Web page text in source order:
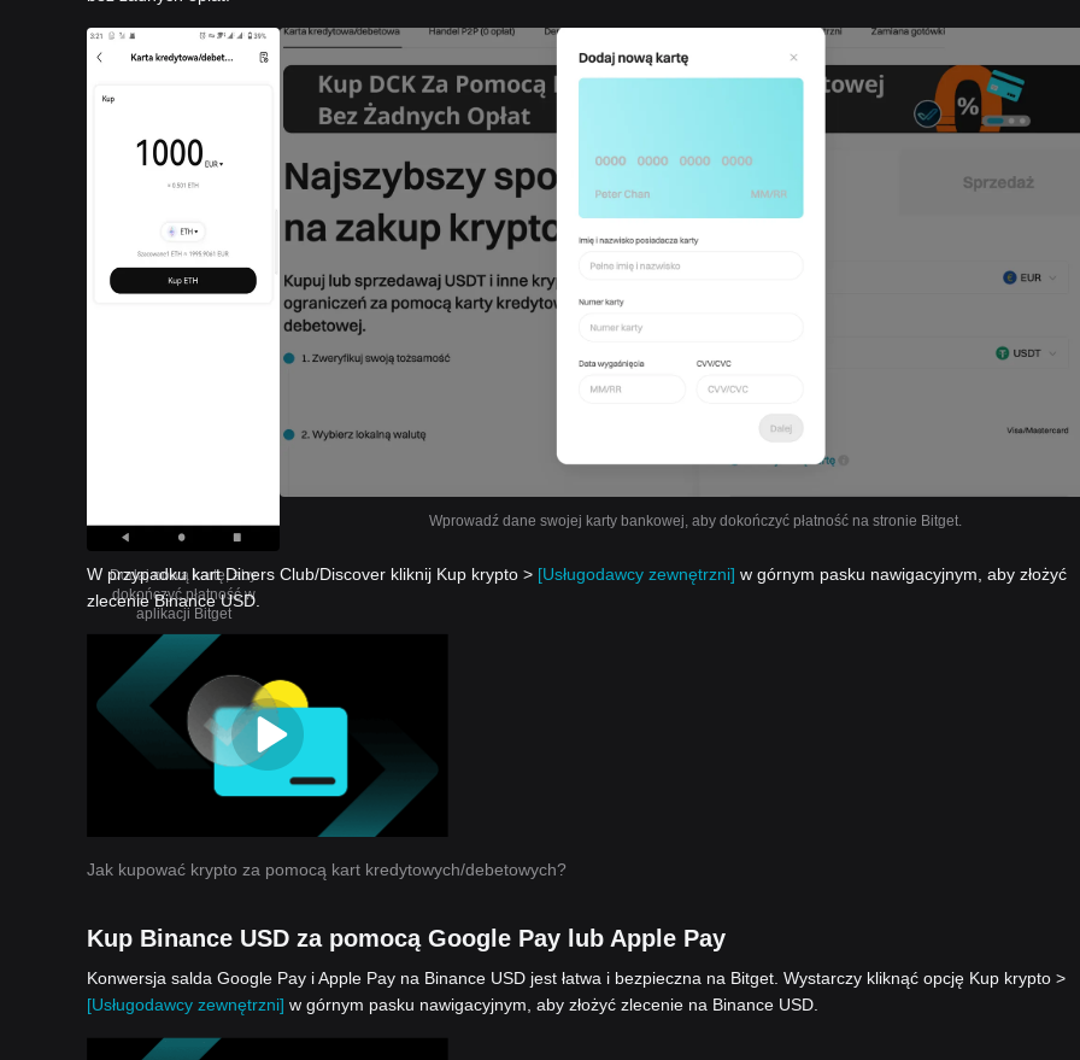
Dodaj nową kartę, aby
dokończyć płatność w
aplikacji Bitget
Wprowadź dane swojej karty bankowej, aby dokończyć płatność na stronie Bitget.
W przypadku kart Diners Club/Discover kliknij Kup krypto > [Usługodawcy zewnętrzni] w górnym pasku nawigacyjnym, aby złożyć
zlecenie Binance USD.
Jak kupować krypto za pomocą kart kredytowych/debetowych?
Kup Binance USD za pomocą Google Pay lub Apple Pay
Konwersja salda Google Pay i Apple Pay na Binance USD jest łatwa i bezpieczna na Bitget. Wystarczy kliknąć opcję Kup krypto >
[Usługodawcy zewnętrzni] w górnym pasku nawigacyjnym, aby złożyć zlecenie na Binance USD.